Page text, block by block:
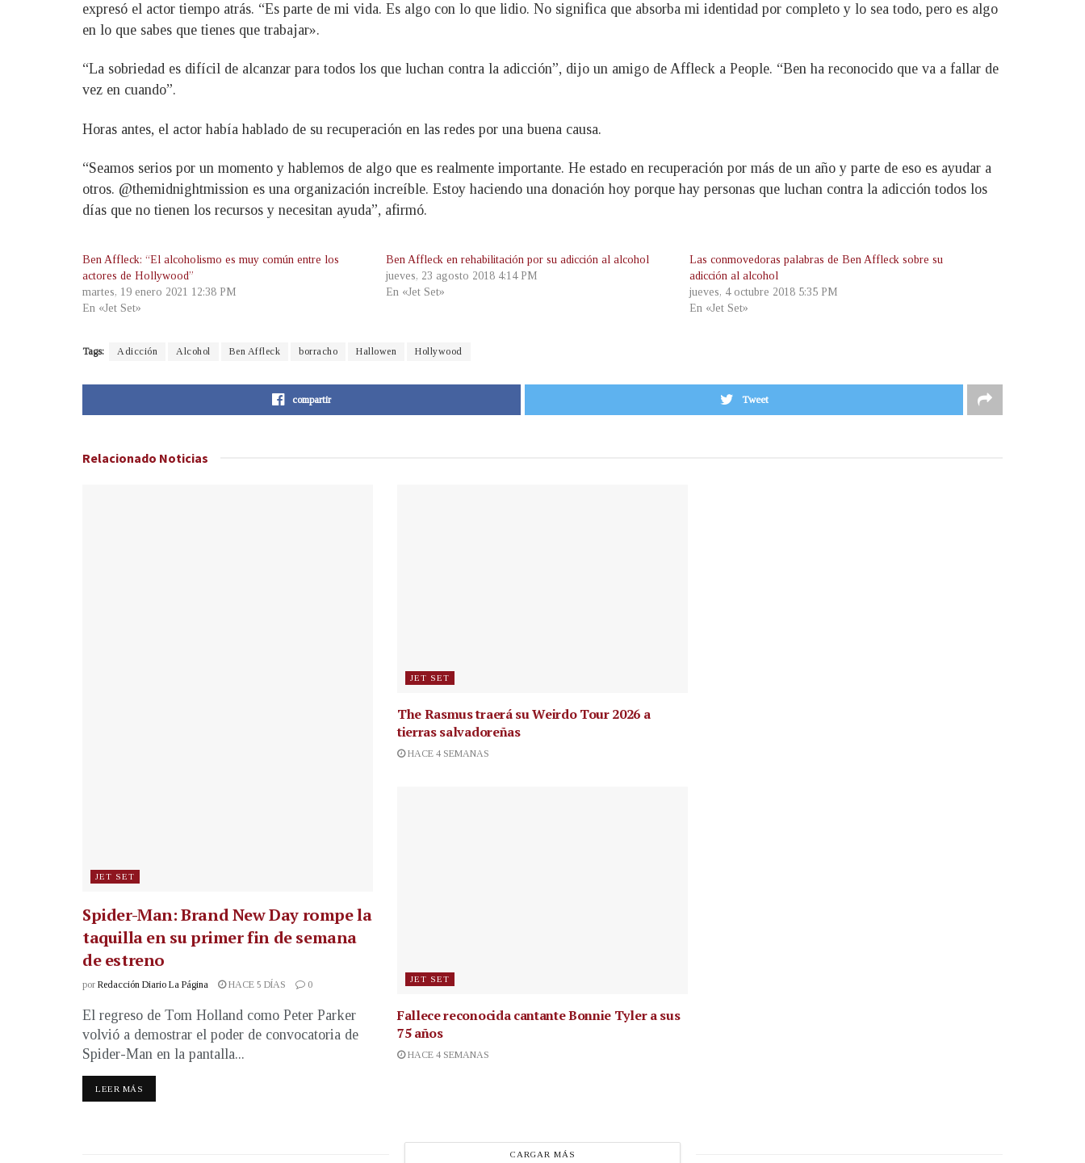
expresó el actor tiempo atrás. “Es parte de mi vida. Es algo con lo que lidio. No significa que absorba mi identidad por completo y lo sea todo, pero es algo
en lo que sabes que tienes que trabajar».
“La sobriedad es difícil de alcanzar para todos los que luchan contra la adicción”, dijo un amigo de Affleck a People. “Ben ha reconocido que va a fallar de
vez en cuando”.
Horas antes, el actor había hablado de su recuperación en las redes por una buena causa.
“Seamos serios por un momento y hablemos de algo que es realmente importante. He estado en recuperación por más de un año y parte de eso es ayudar a
otros. @themidnightmission es una organización increíble. Estoy haciendo una donación hoy porque hay personas que luchan contra la adicción todos los
días que no tienen los recursos y necesitan ayuda”, afirmó.
Ben Affleck: “El alcoholismo es muy común entre los
actores de Hollywood”
martes, 19 enero 2021 12:38 PM
En «Jet Set»
Ben Affleck en rehabilitación por su adicción al alcohol
jueves, 23 agosto 2018 4:14 PM
En «Jet Set»
Las conmovedoras palabras de Ben Affleck sobre su
adicción al alcohol
jueves, 4 octubre 2018 5:35 PM
En «Jet Set»
Tags: Adicción Alcohol Ben Affleck borracho Hallowen Hollywood
compartir Tweet
Relacionado Noticias
JET SET
Spider-Man: Brand New Day rompe la
taquilla en su primer fin de semana
de estreno
por Redacción Diario La Página HACE 5 DÍAS 0
El regreso de Tom Holland como Peter Parker
volvió a demostrar el poder de convocatoria de
Spider-Man en la pantalla...
LEER MÁS
JET SET
The Rasmus traerá su Weirdo Tour 2026 a
tierras salvadoreñas
HACE 4 SEMANAS
JET SET
Fallece reconocida cantanteBonnie Tyler a sus
75 años
HACE 4 SEMANAS
CARGAR MÁS